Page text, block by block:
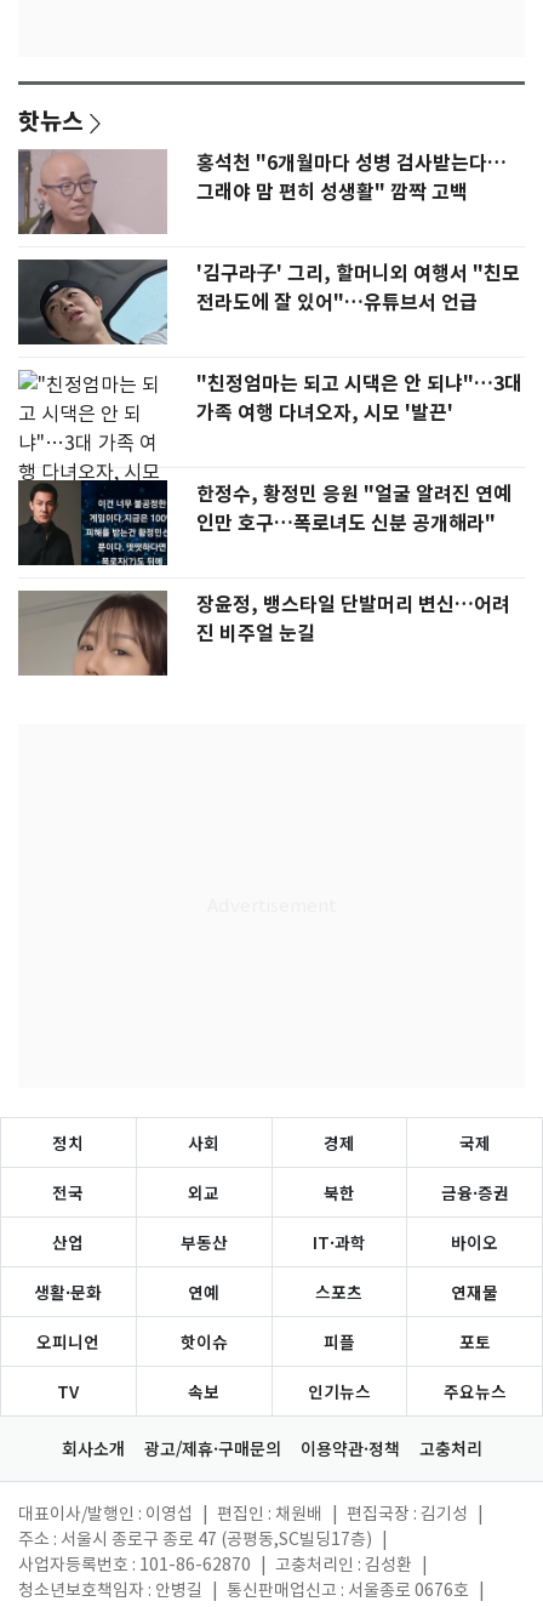
핫뉴스
홍석천 "6개월마다 성병 검사받는다…
그래야 맘 편히 성생활" 깜짝 고백
'김구라子' 그리, 할머니외 여행서 "친모
전라도에 잘 있어"…유튜브서 언급
"친정엄마는 되고 시댁은 안 되냐"…3대
가족 여행 다녀오자, 시모 '발끈'
한정수, 황정민 응원 "얼굴 알려진 연예
인만 호구…폭로녀도 신분 공개해라"
장윤정, 뱅스타일 단발머리 변신…어려
진 비주얼 눈길
정치 사회 경제 국제
전국 외교 북한 금융·증권
산업 부동산 IT·과학 바이오
생활·문화 연예 스포츠 연재물
오피니언 핫이슈 피플 포토
TV 속보 인기뉴스 주요뉴스
회사소개 광고/제휴·구매문의 이용약관·정책 고충처리
대표이사/발행인 : 이영섭 편집인 : 채원배 편집국장 : 김기성
주소 : 서울시 종로구 종로 47 (공평동,SC빌딩17층)
사업자등록번호 : 101-86-62870
고충처리인 : 김성환
청소년보호책임자 : 안병길
통신판매업신고 : 서울종로 0676호